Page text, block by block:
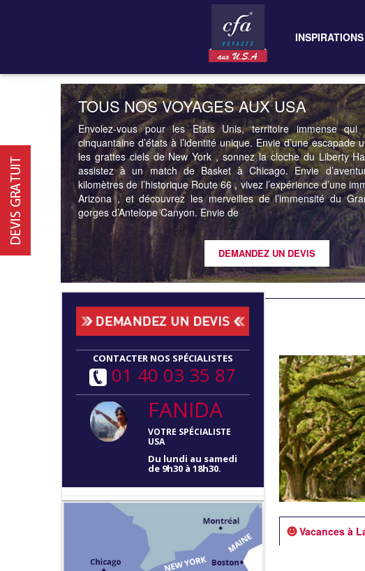
INSPIRATIONS
TOUS NOS VOYAGES AUX USA
Envolez-vous pour les Etats Unis, territoire immense qui
cinquantaine d’états à l’identité unique. Envie d’une escapade
les grattes ciels de New York , sonnez la cloche du Liberty
assistez à un match de Basket à Chicago. Envie
kilomètres de l’historique Route 66 , vivez l’expérience d’une
Arizona , et découvrez les merveilles de l’immensité du
gorges d’Antelope Canyon. Envie de
CONTACTER NOS SPÉCIALISTES
01 40 03 35 87
FANIDA
VOTRE SPÉCIALISTE
USA
Du lundi au samedi
de 9h30 à 18h30.
Vacances à